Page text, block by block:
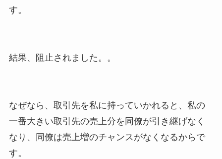
す。
結果、阻止されました。。
なぜなら、取引先を私に持っていかれると、私の
一番大きい取引先の売上分を同僚が引き継げなく
なり、同僚は売上増のチャンスがなくなるからで
す。